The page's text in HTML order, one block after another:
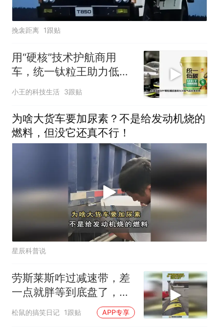
挽衾距离 1跟贴
用“硬核”技术护航商用
车，统一钛粒王助力低碳
高效出行！
小王的科技生活 3跟贴
为啥大货车要加尿素？不是给发动机烧的
燃料，但没它还真不行！
星辰科普说
劳斯莱斯咋过减速带，差
一点就胖等到底盘了，底
盘也太低了！
松鼠的搞笑日记 1跟贴 APP专享